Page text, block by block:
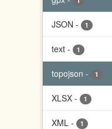
JSON - 1
text - 1
topojson - 1
XLSX - 1
XML - 1